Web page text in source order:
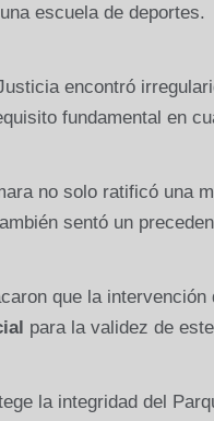
escuela de deportes.
encontró
fundamental en
no solo ratificó una
sentó un
que la
para la validez de
la integridad del